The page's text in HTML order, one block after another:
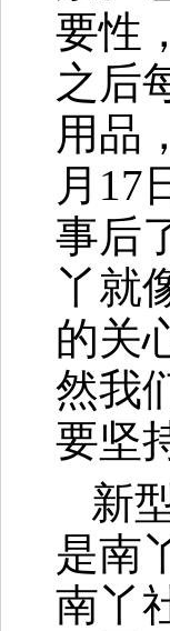
要性
之后
用品
月17
事后
丫就
的关
然我
要坚
新
是南
南丫